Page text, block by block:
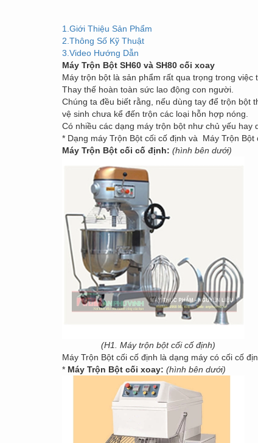
1.Giới Thiệu Sản Phẩm
2.Thông Số Kỹ Thuật
3.Video Hướng Dẫn
Máy Trộn Bột SH60 và SH80 cối xoay
Máy trộn bột là sản phẩm rất qua trọng trong
Thay thế hoàn toàn sức lao động con người.
Chúng ta đều biết rằng, nếu dùng tay để trộn bột
vệ sinh chưa kể đến trộn các loại hỗn hợp nóng.
Có nhiều các dạng máy trộn bột như chủ yếu hay
* Dạng máy Trộn Bột cối cố định và Máy Trộn Bột
Máy Trộn Bột cối cố định: (hình bên dưới)
(H1. Máy trộn bột cối cố định)
Máy Trộn Bột cối cố định là dạng máy có cối cố
* Máy Trộn Bột cối xoay: (hình bên dưới)